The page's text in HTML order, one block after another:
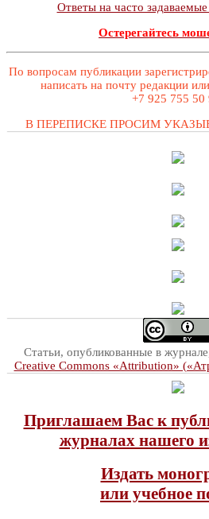
Ответы на часто
Остерегайтесь
По вопросам публикации
написать на почту редакции
+7 925 755 50
В ПЕРЕПИСКЕ ПРОСИМ
Статьи, опубликованные в
Creative Commons «Attribution»
Приглашаем Вас к
журналах нашего
Издать
или учебное